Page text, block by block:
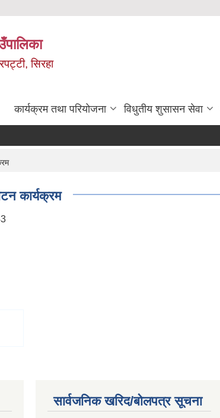
सिरहा
कार्यक्रम तथा परियोजना विधुतीय शुसासन सेवा
कार्यक्रम
सार्वजनिक खरिद/बोलपत्र सूचना